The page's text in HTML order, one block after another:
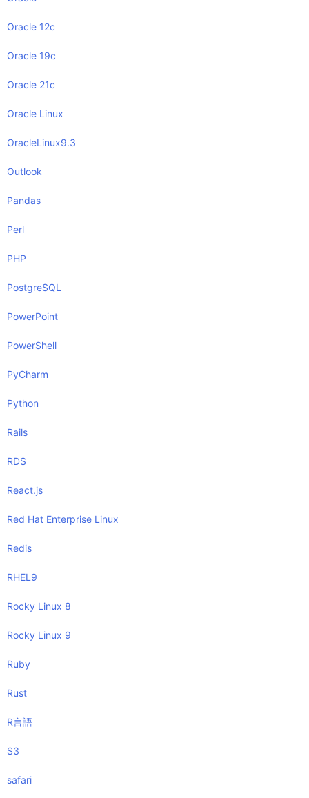
Oracle 12c
Oracle 19c
Oracle 21c
Oracle Linux
OracleLinux9.3
Outlook
Pandas
Perl
PHP
PostgreSQL
PowerPoint
PowerShell
PyCharm
Python
Rails
RDS
React.js
Red Hat Enterprise Linux
Redis
RHEL9
Rocky Linux 8
Rocky Linux 9
Ruby
Rust
R言語
S3
safari